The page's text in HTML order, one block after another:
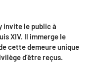
invite le public à
XIV. Il immerge le
cette demeure unique
d’être reçus.